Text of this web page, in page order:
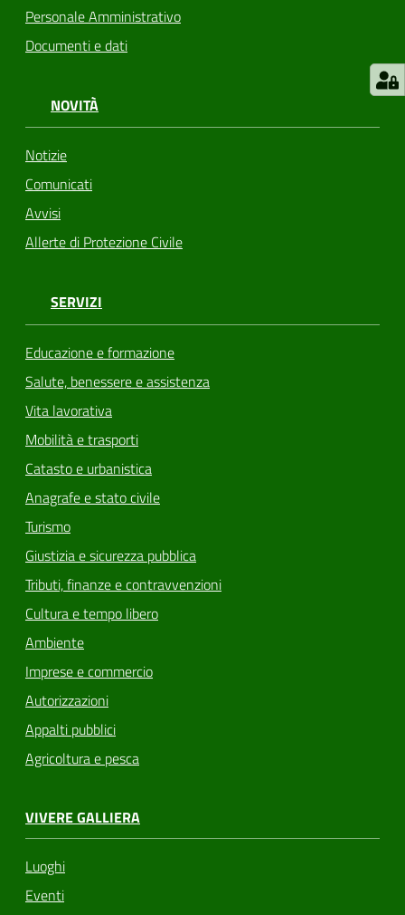
Personale Amministrativo
Documenti e dati
NOVITÀ
Notizie
Comunicati
Avvisi
Allerte di Protezione Civile
SERVIZI
Educazione e formazione
Salute, benessere e assistenza
Vita lavorativa
Mobilità e trasporti
Catasto e urbanistica
Anagrafe e stato civile
Turismo
Giustizia e sicurezza pubblica
Tributi, finanze e contravvenzioni
Cultura e tempo libero
Ambiente
Imprese e commercio
Autorizzazioni
Appalti pubblici
Agricoltura e pesca
VIVERE GALLIERA
Luoghi
Eventi